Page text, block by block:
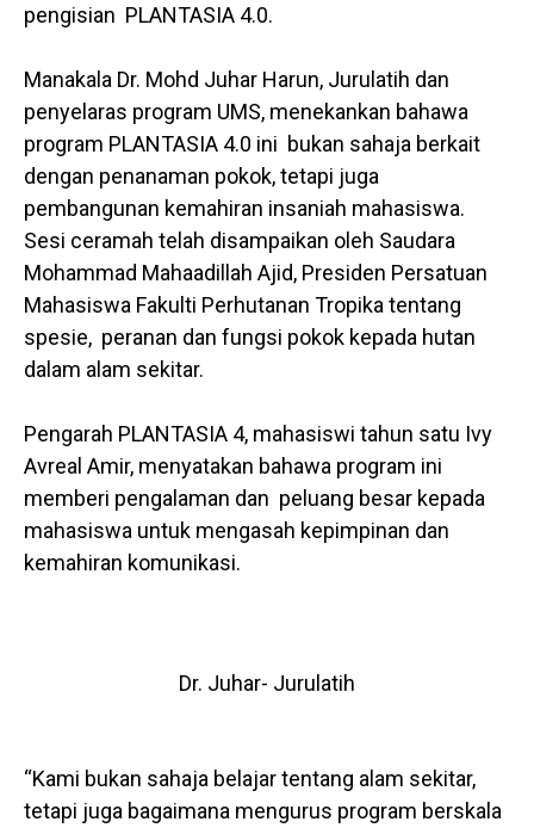
pengisian PLANTASIA 4.0.
Manakala Dr. Mohd Juhar Harun, Jurulatih dan
penyelaras program UMS, menekankan bahawa
program PLANTASIA 4.0 ini bukan sahaja berkait
dengan penanaman pokok, tetapi juga
pembangunan kemahiran insaniah mahasiswa.
Sesi ceramah telah disampaikan oleh Saudara
Mohammad Mahaadillah Ajid, Presiden Persatuan
Mahasiswa Fakulti Perhutanan Tropika tentang
spesie, peranan dan fungsi pokok kepada hutan
dalam alam sekitar.
Pengarah PLANTASIA 4, mahasiswi tahun satu Ivy
Avreal Amir, menyatakan bahawa program ini
memberi pengalaman dan peluang besar kepada
mahasiswa untuk mengasah kepimpinan dan
kemahiran komunikasi.
Dr. Juhar- Jurulatih
“Kami bukan sahaja belajar tentang alam sekitar,
tetapi juga bagaimana mengurus program berskala